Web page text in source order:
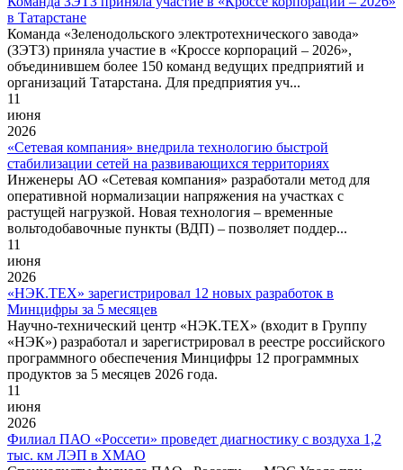
в Татарстане
Команда «Зеленодольского электротехнического завода»
(ЗЭТЗ) приняла участие в «Кроссе корпораций – 2026»,
объединившем более 150 команд ведущих предприятий и
организаций Татарстана. Для предприятия уч...
11
июня
2026
«Сетевая компания» внедрила технологию быстрой
стабилизации сетей на развивающихся территориях
Инженеры АО «Сетевая компания» разработали метод для
оперативной нормализации напряжения на участках с
растущей нагрузкой. Новая технология – временные
вольтодобавочные пункты (ВДП) – позволяет поддер...
11
июня
2026
«НЭК.ТЕХ» зарегистрировал 12 новых разработок в
Минцифры за 5 месяцев
Научно-технический центр «НЭК.ТЕХ» (входит в Группу
«НЭК») разработал и зарегистрировал в реестре российского
программного обеспечения Минцифры 12 программных
продуктов за 5 месяцев 2026 года.
11
июня
2026
Филиал ПАО «Россети» проведет диагностику с воздуха 1,2
тыс. км ЛЭП в ХМАО